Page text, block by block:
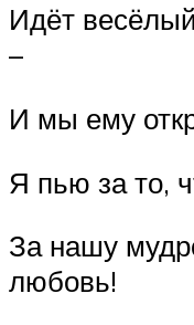
Идёт
–
И мы ему
Я пью за то,
За нашу
любовь!